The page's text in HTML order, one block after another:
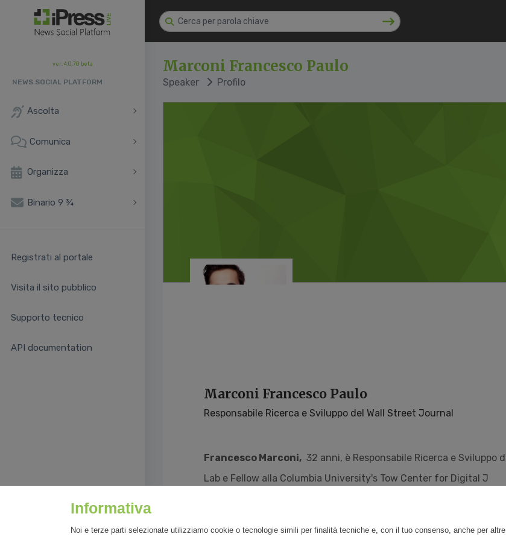
ver. 4.0.70 beta
NEWS SOCIAL PLATFORM
Ascolta
Comunica
Organizza
Binario 9 ¾
Registrati al portale
Visita il sito pubblico
Supporto tecnico
API documentation
Marconi Francesco Paulo
Speaker Profilo
Marconi Francesco Paulo
Responsabile Ricerca e Sviluppo del Wall Street Journal
Francesco Marconi, 32 anni, è Responsabile Ricerca e
Lab e Fellow alla Columbia University's Tow Center for Digital J
Informativa
Noi e terze parti selezionate utilizziamo cookie o tecnologie simili per finalità tecniche e, con il tuo consenso, anche per